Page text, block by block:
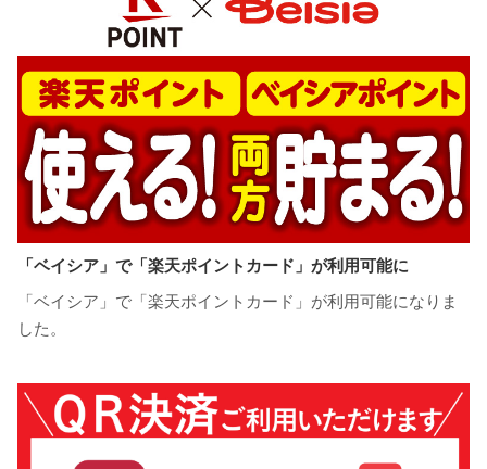
「ベイシア」で「楽天ポイントカード」が利用可能に
「ベイシア」で「楽天ポイントカード」が利用可能になりま
した。